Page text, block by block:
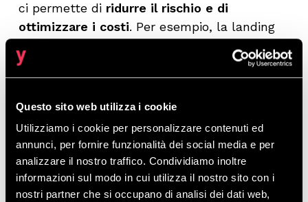
Questo sito web utilizza i cookie
Utilizziamo i cookie per personalizzare contenuti ed
annunci, per fornire funzionalità dei social media e per
analizzare il nostro traffico. Condividiamo inoltre
informazioni sul modo in cui utilizza il nostro sito con i
nostri partner che si occupano di analisi dei dati web,
ci permette di ridurre il rischio e di
ottimizzare i costi. Per esempio, la landing
una sola VPN o essere basata su una
dotazione minima di macchine virtuali e
storage, per poi scalarle nell’ambiente di
3. Deploy in produzione e
ottimizzazione continua